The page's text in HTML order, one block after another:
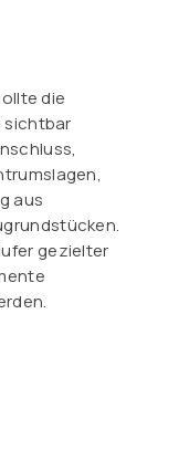
die
sichtbar
aus
gezielter